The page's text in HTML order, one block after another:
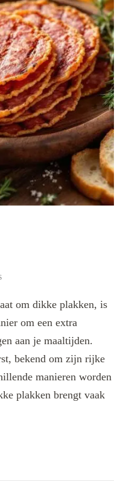
om dikke plakken, is
om een extra
aan je maaltijden.
bekend om zijn rijke
manieren worden
plakken brengt vaak